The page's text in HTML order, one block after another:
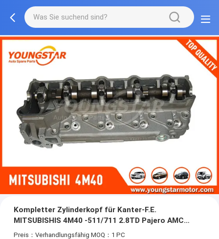
Kompletter Zylinderkopf für Kanter-F.E.
MITSUBISHIS 4M40 -511/711 2.8TD Pajero AMC
908515
Preis：Verhandlungsfähig MOQ：1 PC